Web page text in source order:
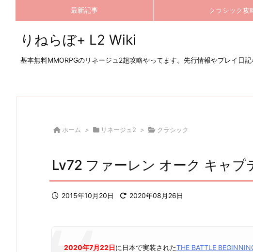
最新記事 クラシック攻
りねらぼ+ L2 Wiki
基本無料MMORPGのリネージュ2超攻略やってます。先行情報やプレイ日記
ホーム > リネージュ2 > クラシック
Lv72 ファーレン オーク キャプ
2015年10月20日 2020年08月26日
2020年7月22日に日本で実装されたTHE BATTLE